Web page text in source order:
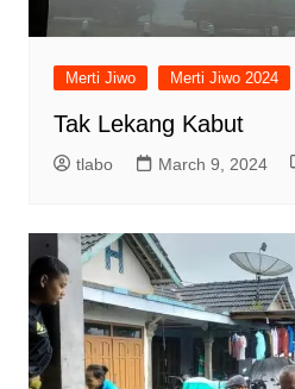
Merti Jiwo Merti Jiwo 2024
Tak Lekang Kabut
tlabo March 9, 2024